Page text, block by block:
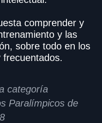
comprender y
y las
sobre todo en los
categoría
Paralímpicos de